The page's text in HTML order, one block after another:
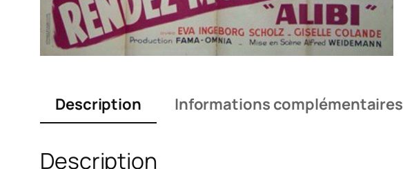
Description Informations complémentaires
Description